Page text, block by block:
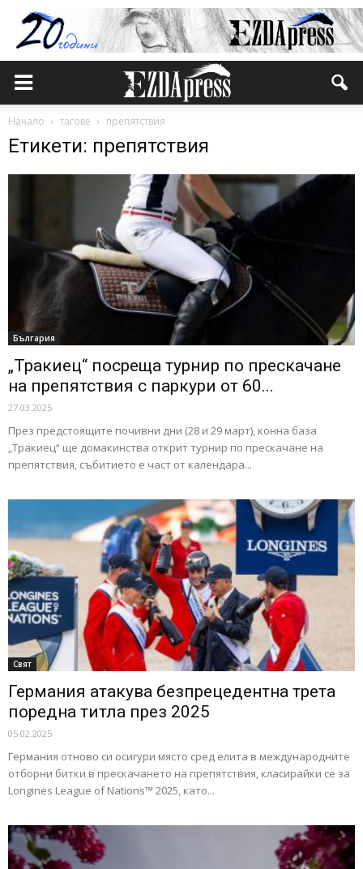
Начало тагове препятствия
Етикети: препятствия
България
„Тракиец“ посреща турнир по прескачане
на препятствия с паркури от 60...
27.03.2025
През предстоящите почивни дни (28 и 29 март), конна база
„Тракиец“ ще домакинства открит турнир по прескачане на
препятствия, събитието е част от календара...
Свят
Германия атакува безпрецедентна трета
поредна титла през 2025
05.02.2025
Германия отново си осигури място сред елита в международните
отборни битки в прескачането на препятствия, класирайки се за
Longines League of Nations™ 2025, като...